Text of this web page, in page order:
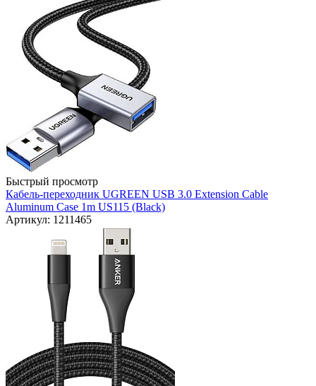
Быстрый просмотр
Кабель-переходник UGREEN USB 3.0 Extension Cable
Aluminum Case 1m US115 (Black)
Артикул: 1211465